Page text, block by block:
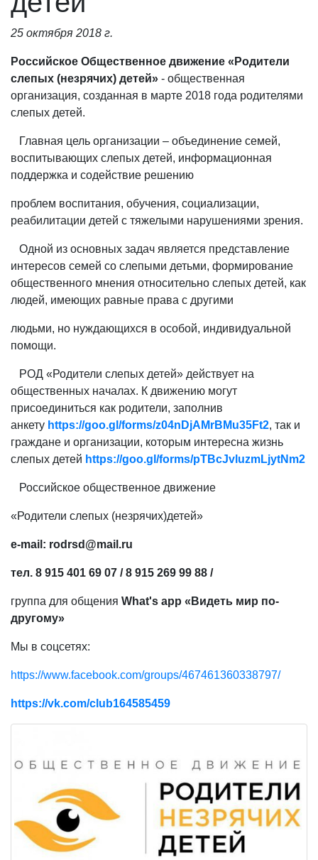
25 октября 2018 г.
Российское Общественное движение «Родители
слепых (незрячих) детей» - общественная
организация, созданная в марте 2018 года родителями
слепых детей.
Главная цель организации – объединение семей,
воспитывающих слепых детей, информационная
поддержка и содействие решению
проблем воспитания, обучения, социализации,
реабилитации детей с тяжелыми нарушениями зрения.
Одной из основных задач является представление
интересов семей со слепыми детьми, формирование
общественного мнения относительно слепых детей, как
людей, имеющих равные права с другими
людьми, но нуждающихся в особой, индивидуальной
помощи.
РОД «Родители слепых детей» действует на
общественных началах. К движению могут
присоединиться как родители, заполнив
анкету https://goo.gl/forms/z04nDjAMrBMu35Ft2, так и
граждане и организации, которым интересна жизнь
слепых детей https://goo.gl/forms/pTBcJvluzmLjytNm2
Российское общественное движение
«Родители слепых (незрячих)детей»
e-mail: rodrsd@mail.ru
тел. 8 915 401 69 07 / 8 915 269 99 88 /
группа для общения What's app «Видеть мир по-
другому»
Мы в соцсетях:
https://www.facebook.com/groups/467461360338797/
https://vk.com/club164585459